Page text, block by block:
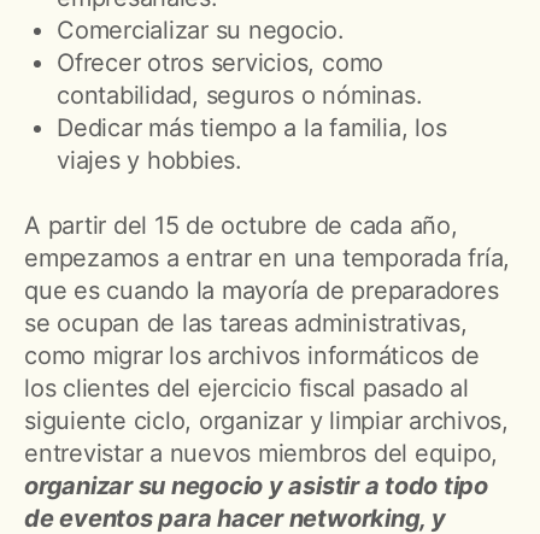
Comercializar su negocio.
Ofrecer otros servicios, como
contabilidad, seguros o nóminas.
Dedicar más tiempo a la familia, los
viajes y hobbies.
A partir del 15 de octubre de cada año,
empezamos a entrar en una temporada fría,
que es cuando la mayoría de preparadores
se ocupan de las tareas administrativas,
como migrar los archivos informáticos de
los clientes del ejercicio fiscal pasado al
siguiente ciclo, organizar y limpiar archivos,
entrevistar a nuevos miembros del equipo,
organizar su negocio y asistir a todo tipo
de eventos para hacer networking, y